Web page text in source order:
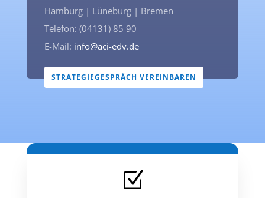
Hamburg | Lüneburg | Bremen
Telefon: (04131) 85 90
E-Mail: info@aci-edv.de
STRATEGIEGESPRÄCH VEREINBAREN
Z